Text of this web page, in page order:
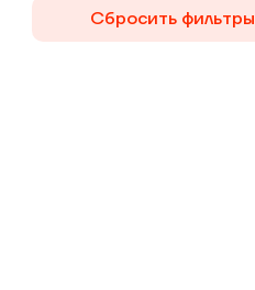
Сбросить фильтры